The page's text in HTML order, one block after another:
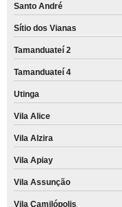
Santo André
Sítio dos Vianas
Tamanduateí 2
Tamanduateí 4
Utinga
Vila Alice
Vila Alzira
Vila Apiay
Vila Assunção
Vila Camilópolis